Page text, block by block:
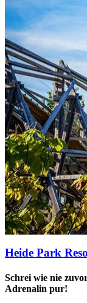
Heide Park
Schrei wie nie
Adrenalin pur!